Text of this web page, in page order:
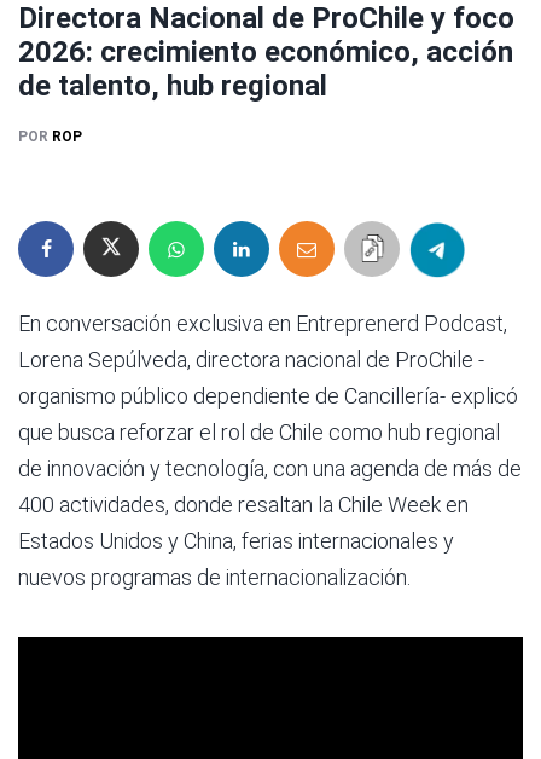
Directora Nacional de ProChile y foco
2026: crecimiento económico, acción
de talento, hub regional
POR ROP
En conversación exclusiva en Entreprenerd Podcast,
Lorena Sepúlveda, directora nacional de ProChile -
organismo público dependiente de Cancillería- explicó
que busca reforzar el rol de Chile como hub regional
de innovación y tecnología, con una agenda de más de
400 actividades, donde resaltan la Chile Week en
Estados Unidos y China, ferias internacionales y
nuevos programas de internacionalización.